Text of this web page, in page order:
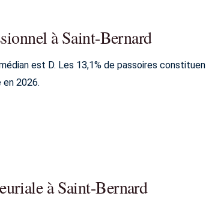
à Saint-Bernard
est D. Les 13,1% de passoires
2026.
à Saint-Bernard